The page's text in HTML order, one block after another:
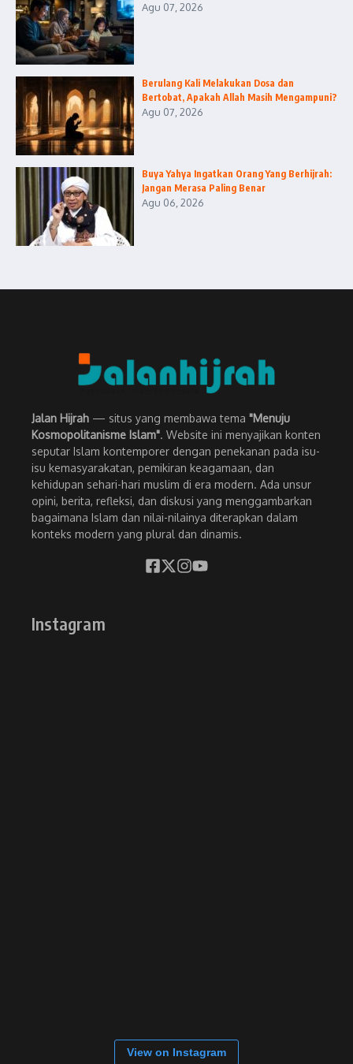
Agu 07, 2026
Berulang Kali Melakukan Dosa dan
Bertobat, Apakah Allah Masih Mengampuni?
Agu 07, 2026
Buya Yahya Ingatkan Orang Yang Berhijrah:
Jangan Merasa Paling Benar
Agu 06, 2026
Jalan Hijrah — situs yang membawa tema "Menuju
Kosmopolitanisme Islam". Website ini menyajikan konten
seputar Islam kontemporer dengan penekanan pada isu-
isu kemasyarakatan, pemikiran keagamaan, dan
kehidupan sehari-hari muslim di era modern. Ada unsur
opini, berita, refleksi, dan diskusi yang menggambarkan
bagaimana Islam dan nilai-nilainya diterapkan dalam
konteks modern yang plural dan dinamis.
Instagram
View on Instagram